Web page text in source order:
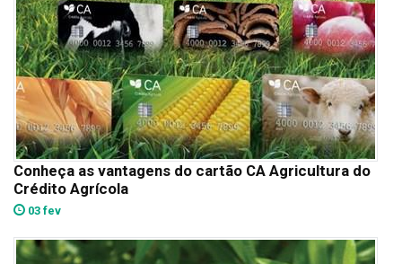
Conheça as vantagens do cartão CA Agricultura do
Crédito Agrícola
03 fev